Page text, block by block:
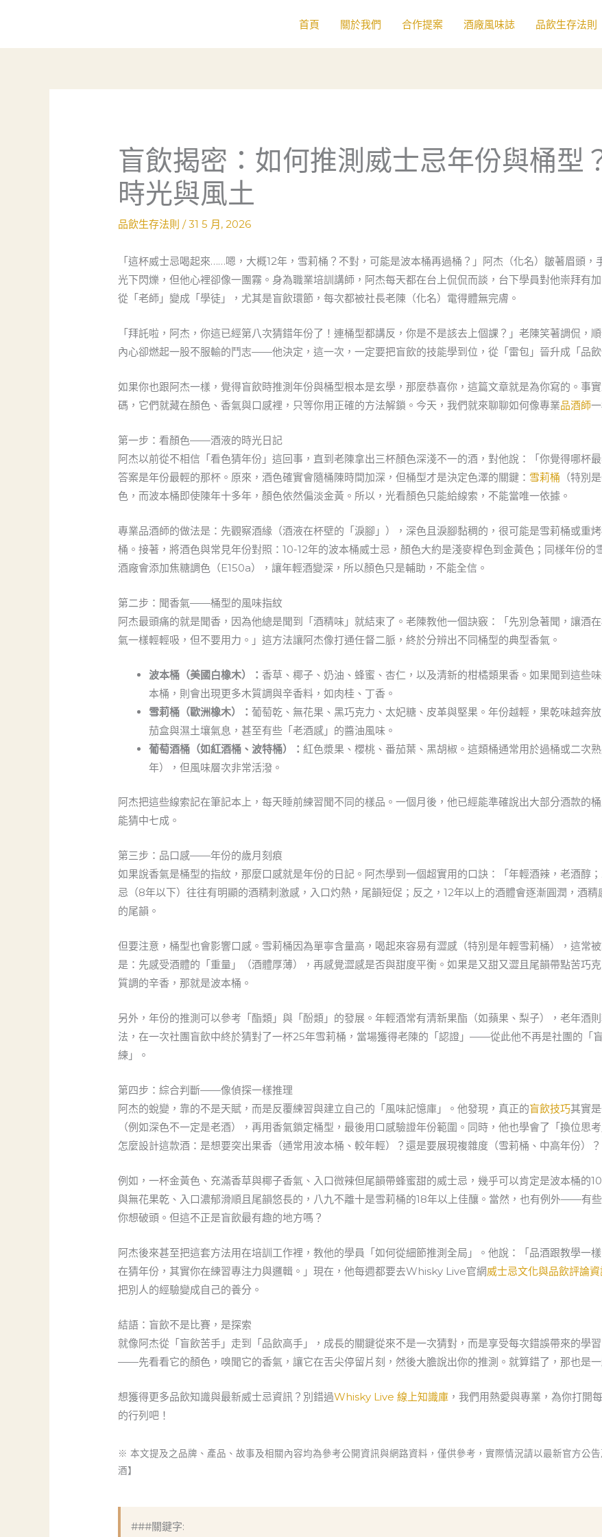
主
首頁 關於我們 合作提案 酒廠風味誌 品飲生存法則
盲飲揭密：如何推測威士忌年份與桶型
時光與風土
品飲生存法則 /31 5 月, 2026
「這杯威士忌喝起來……嗯，大概12年，雪莉桶？不對，可能是波本桶再過桶？」阿杰（化名）皺著眉頭
光下閃爍，但他心裡卻像一團霧。身為職業培訓講師，阿杰每天都在台上侃侃而談，台下學員對他崇拜有
從「老師」變成「學徒」，尤其是盲飲環節，每次都被社長老陳（化名）電得體無完膚。
「拜託啦，阿杰，你這已經第八次猜錯年份了！連桶型都講反，你是不是該去上個課？」老陳笑著調侃，
內心卻燃起一股不服輸的鬥志——他決定，這一次，一定要把盲飲的技能學到位，從「雷包」晉升成「品飲
如果你也跟阿杰一樣，覺得盲飲時推測年份與桶型根本是玄學，那麼恭喜你，這篇文章就是為你寫的。事
碼，它們就藏在顏色、香氣與口感裡，只等你用正確的方法解鎖。今天，我們就來聊聊如何像專業品酒師
第一步：看顏色——酒液的時光日記
阿杰以前從不相信「看色猜年份」這回事，直到老陳拿出三杯顏色深淺不一的酒，對他說：「你覺得哪杯
答案是年份最輕的那杯。原來，酒色確實會隨桶陳時間加深，但桶型才是決定色澤的關鍵： 雪莉桶 （特別
色，而波本桶即使陳年十多年，顏色依然偏淡金黃。所以，光看顏色只能給線索，不能當唯一依據。
專業品酒師的做法是：先觀察酒緣（酒液在杯壁的「淚腳」），深色且淚腳黏稠的，很可能是雪莉桶或重
桶。接著，將酒色與常見年份對照：10-12年的波本桶威士忌，顏色大約是淺麥桿色到金黃色；同樣年份
酒廠會添加焦糖調色（E150a），讓年輕酒變深，所以顏色只是輔助，不能全信。
第二步：聞香氣——桶型的風味指紋
阿杰最頭痛的就是聞香，因為他總是聞到「酒精味」就結束了。老陳教他一個訣竅：「先別急著聞，讓酒
氣一樣輕輕吸，但不要用力。」這方法讓阿杰像打通任督二脈，終於分辨出不同桶型的典型香氣。
波本桶（美國白橡木）： 香草、椰子、奶油、蜂蜜、杏仁，以及清新的柑橘類果香。如果聞到這些
本桶，則會出現更多木質調與辛香料，如肉桂、丁香。
雪莉桶（歐洲橡木）：葡萄乾、無花果、黑巧克力、太妃糖、皮革與堅果。年份越輕，果乾味越奔
茄盒與濕土壤氣息，甚至有些「老酒感」的醬油風味。
葡萄酒桶（如紅酒桶、波特桶）： 紅色漿果、櫻桃、番茄葉、黑胡椒。這類桶通常用於過桶或二次
年），但風味層次非常活潑。
阿杰把這些線索記在筆記本上，每天睡前練習聞不同的樣品。一個月後，他已經能準確說出大部分酒款的
能猜中七成。
第三步：品口感——年份的歲月刻痕
如果說香氣是桶型的指紋，那麼口感就是年份的日記。阿杰學到一個超實用的口訣：「年輕酒辣，老酒醇
忌（8年以下）往往有明顯的酒精刺激感，入口灼熱，尾韻短促；反之，12年以上的酒體會逐漸圓潤，酒
的尾韻。
但要注意，桶型也會影響口感。雪莉桶因為單寧含量高，喝起來容易有澀感（特別是年輕雪莉桶），這常
是：先感受酒體的「重量」（酒體厚薄），再感覺澀感是否與甜度平衡。如果是又甜又澀且尾韻帶點苦巧
質調的辛香，那就是波本桶。
另外，年份的推測可以參考「酯類」與「酚類」的發展。年輕酒常有清新果酯（如蘋果、梨子），老年酒
法，在一次社團盲飲中終於猜對了一杯25年雪莉桶，當場獲得老陳的「認證」——從此他不再是社團的「
練」。
第四步：綜合判斷——像偵探一樣推理
阿杰的蛻變，靠的不是天賦，而是反覆練習與建立自己的「風味記憶庫」。他發現，真正的盲飲技巧其實
（例如深色不一定是老酒），再用香氣鎖定桶型，最後用口感驗證年份範圍。同時，他也學會了「換位
怎麼設計這款酒：是想要突出果香（通常用波本桶、較年輕）？還是要展現複雜度（雪莉桶、中高年份）？
例如，一杯金黃色、充滿香草與椰子香氣、入口微辣但尾韻帶蜂蜜甜的威士忌，幾乎可以肯定是波本桶的
與無花果乾、入口濃郁滑順且尾韻悠長的，八九不離十是雪莉桶的18年以上佳釀。當然，也有例外——有
你想破頭。但這不正是盲飲最有趣的地方嗎？
阿杰後來甚至把這套方法用在培訓工作裡，教他的學員「如何從細節推測全局」。他說：「品酒跟教學一
在猜年份，其實你在練習專注力與邏輯。」現在，他每週都要去Whisky Live官網威士忌文化與品飲評論
把別人的經驗變成自己的養分。
結語：盲飲不是比賽，是探索
就像阿杰從「盲飲苦手」走到「品飲高手」，成長的關鍵從來不是一次猜對，而是享受每次錯誤帶來的學
——先看看它的顏色，嗅聞它的香氣，讓它在舌尖停留片刻，然後大膽說出你的推測。就算錯了，那也是一
想獲得更多品飲知識與最新威士忌資訊？別錯過Whisky Live 線上知識庫 ，我們用熱愛與專業，為你打開
的行列吧！
※ 本文提及之品牌、產品、故事及相關內容均為參考公開資訊與網路資料，僅供參考，實際情況請以最新官方公
酒】
###關鍵字: